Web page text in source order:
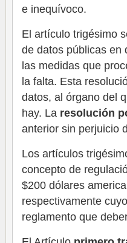
e inequívoco.
El artículo trigésimo
de datos públicas en
las medidas que
la falta. Esta
datos, al órgano del
hay. La resolución
anterior sin perjuicio
Los artículos
concepto de
$200 dólares
respectivamente
reglamento que